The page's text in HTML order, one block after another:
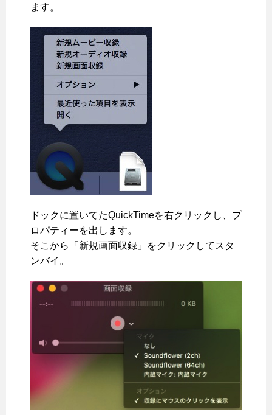
ます。
ドックに置いてたQuickTimeを右クリックし、プ
ロパティーを出します。
そこから「新規画面収録」をクリックしてスタ
ンバイ。